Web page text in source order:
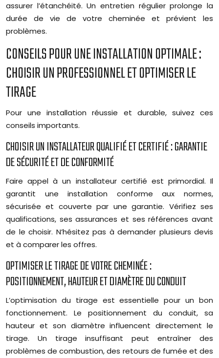
assurer l’étanchéité. Un entretien régulier prolonge la
durée de vie de votre cheminée et prévient les
problèmes.
CONSEILS POUR UNE INSTALLATION OPTIMALE :
CHOISIR UN PROFESSIONNEL ET OPTIMISER LE
TIRAGE
Pour une installation réussie et durable, suivez ces
conseils importants.
CHOISIR UN INSTALLATEUR QUALIFIÉ ET CERTIFIÉ : GARANTIE
DE SÉCURITÉ ET DE CONFORMITÉ
Faire appel à un installateur certifié est primordial. Il
garantit une installation conforme aux normes,
sécurisée et couverte par une garantie. Vérifiez ses
qualifications, ses assurances et ses références avant
de le choisir. N’hésitez pas à demander plusieurs devis
et à comparer les offres.
OPTIMISER LE TIRAGE DE VOTRE CHEMINÉE :
POSITIONNEMENT, HAUTEUR ET DIAMÈTRE DU CONDUIT
L’optimisation du tirage est essentielle pour un bon
fonctionnement. Le positionnement du conduit, sa
hauteur et son diamètre influencent directement le
tirage. Un tirage insuffisant peut entraîner des
problèmes de combustion, des retours de fumée et des